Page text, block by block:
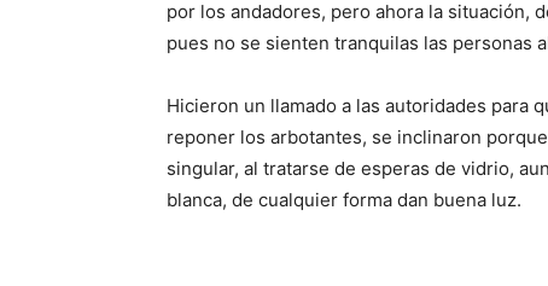
por los andadores, pero ahora la situación,
pues no se sienten tranquilas las personas
Hicieron un llamado a las autoridades para
reponer los arbotantes, se inclinaron
singular, al tratarse de esperas de vidrio,
blanca, de cualquier forma dan buena luz.